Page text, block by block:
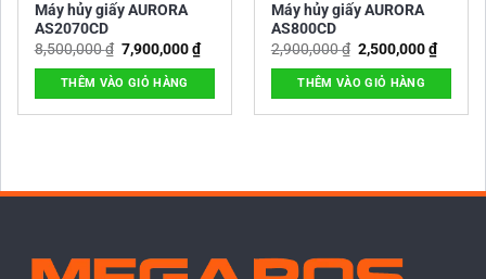
Máy hủy giấy AURORA
AS2070CD
8,500,000₫ Giá
gốc
là:
8,500,000 ₫.
7,900,000₫Giá
hiện
7,900,000 ₫.
THÊM VÀO GIỎ HÀNG
Máy hủy giấy AURORA
AS800CD
2,900,000₫ Giá
gốc
là:
2,900,000 ₫.
2,500,000₫Giá
hiện
THÊM VÀO GIỎ HÀNG